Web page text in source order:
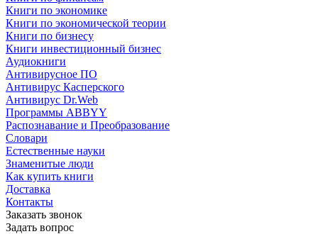
Книги по экономике
Книги по экономической теории
Книги по бизнесу
Книги инвестиционный бизнес
Аудиокниги
Антивирусное ПО
Антивирус Касперского
Антивирус Dr.Web
Программы ABBYY
Распознавание и Преобразование
Словари
Естественные науки
Знаменитые люди
Как купить книги
Доставка
Контакты
Заказать звонок
Задать вопрос